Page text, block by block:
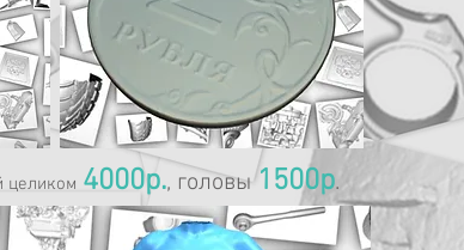
целиком 4000р., головы1500р.